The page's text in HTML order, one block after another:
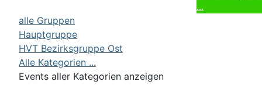
...
alle Gruppen
Hauptgruppe
HVT Bezirksgruppe Ost
Alle Kategorien ...
Events aller Kategorien anzeigen